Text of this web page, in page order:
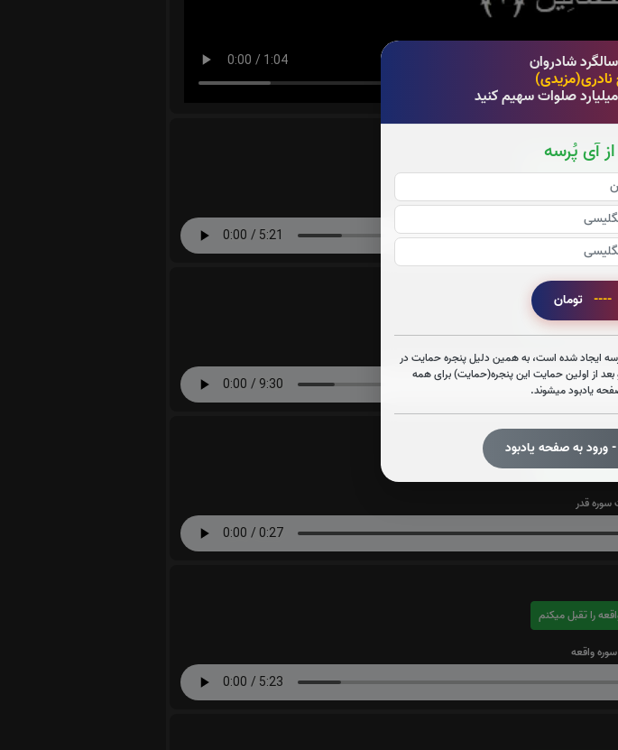
شادروان
صلوات سهیم کنید
آی پُرسه
---- تومان
ایجاد شده است، به همین دلیل پنجره حمایت در
از اولین حمایت این پنجره(حمایت) برای همه
یادبود میشوند.
ورود به صفحه یادبود
الرحمن
یاسین
قدر
واقعه